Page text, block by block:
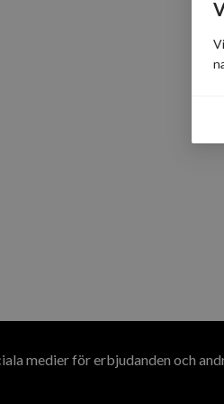
medier för erbjudanden och